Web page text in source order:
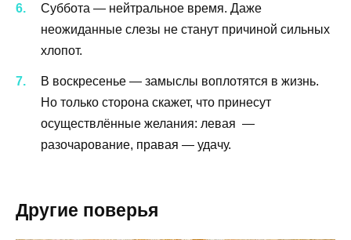
Суббота — нейтральное время. Даже
неожиданные слезы не станут причиной сильных
хлопот.
В воскресенье — замыслы воплотятся в жизнь.
Но только сторона скажет, что принесут
осуществлённые желания: левая —
разочарование, правая — удачу.
Другие поверья